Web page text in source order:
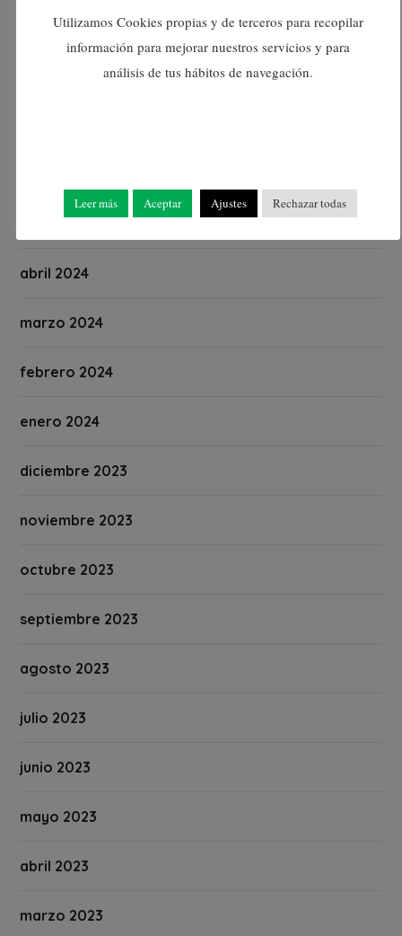
septiembre 2024
agosto 2024
mayo 2024
abril 2024
marzo 2024
febrero 2024
enero 2024
diciembre 2023
noviembre 2023
octubre 2023
septiembre 2023
agosto 2023
julio 2023
junio 2023
mayo 2023
abril 2023
marzo 2023
Utilizamos Cookies propias y de terceros para recopilar
información para mejorar nuestros servicios y para
análisis de tus hábitos de navegación.
Leer más Aceptar Ajustes Rechazar todas